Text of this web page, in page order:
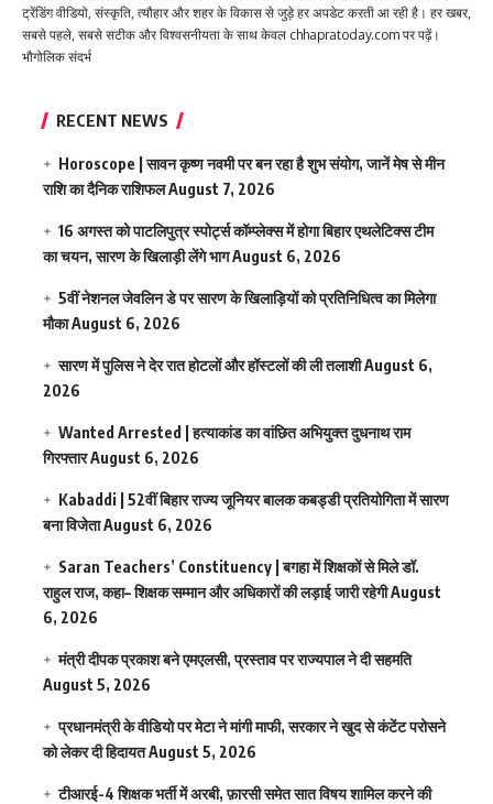
ट्रेंडिंग वीडियो, संस्कृति, त्यौहार और शहर के विकास से जुड़े हर अपडेट करती आ रही है। हर खबर,
सबसे पहले, सबसे सटीक और विश्वसनीयता के साथ केवल chhapratoday.com पर पढ़ें।
भौगोलिक संदर्भ
RECENT NEWS
Horoscope | सावन कृष्ण नवमी पर बन रहा है शुभ संयोग, जानें मेष से मीन
राशि का दैनिक राशिफलAugust 7, 2026
16 अगस्त को पाटलिपुत्र स्पोर्ट्स कॉम्प्लेक्स में होगा बिहार एथलेटिक्स टीम
का चयन, सारण के खिलाड़ी लेंगे भागAugust 6, 2026
5वीं नेशनल जेवलिन डे पर सारण के खिलाड़ियों को प्रतिनिधित्व का मिलेगा
मौकाAugust 6, 2026
सारण में पुलिस ने देर रात होटलों और हॉस्टलों की ली तलाशीAugust 6,
2026
Wanted Arrested | हत्याकांड का वांछित अभियुक्त दुधनाथ राम
गिरफ्तारAugust 6, 2026
Kabaddi | 52वीं बिहार राज्य जूनियर बालक कबड्डी प्रतियोगिता में सारण
बना विजेताAugust 6, 2026
Saran Teachers’ Constituency | बगहा में शिक्षकों से मिले डॉ.
राहुल राज, कहा– शिक्षक सम्मान और अधिकारों की लड़ाई जारी रहेगीAugust
6, 2026
मंत्री दीपक प्रकाश बने एमएलसी, प्रस्ताव पर राज्यपाल ने दी सहमति
August 5, 2026
प्रधानमंत्री के वीडियो पर मेटा ने मांगी माफी, सरकार ने खुद से कंटेंट परोसने
को लेकर दी हिदायतAugust 5, 2026
टीआरई-4 शिक्षक भर्ती में अरबी, फ़ारसी समेत सात विषय शामिल करने की